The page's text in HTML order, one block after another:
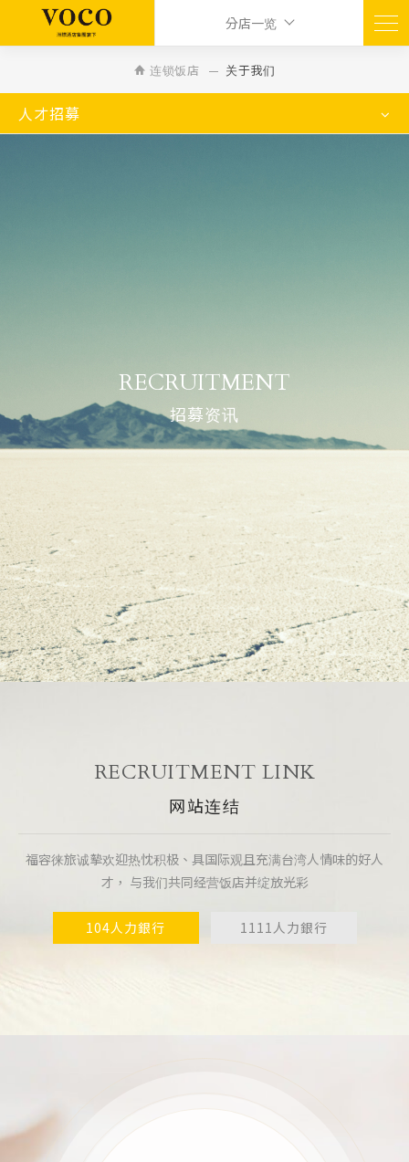
分店一览
连锁饭店 关于我们
人才招募
RECRUITMENT
招募资讯
RECRUITMENT LINK
网站连结
福容徕旅诚摰欢迎热忱积极、具国际观且充满台湾人情味的好人
才， 与我们共同经营饭店并绽放光彩
104人力銀行 1111人力銀行